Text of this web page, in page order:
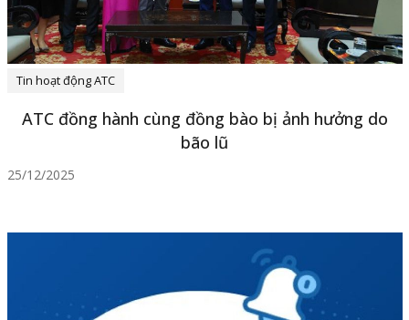
Tin hoạt động ATC
ATC đồng hành cùng đồng bào bị ảnh hưởng do
bão lũ
25/12/2025